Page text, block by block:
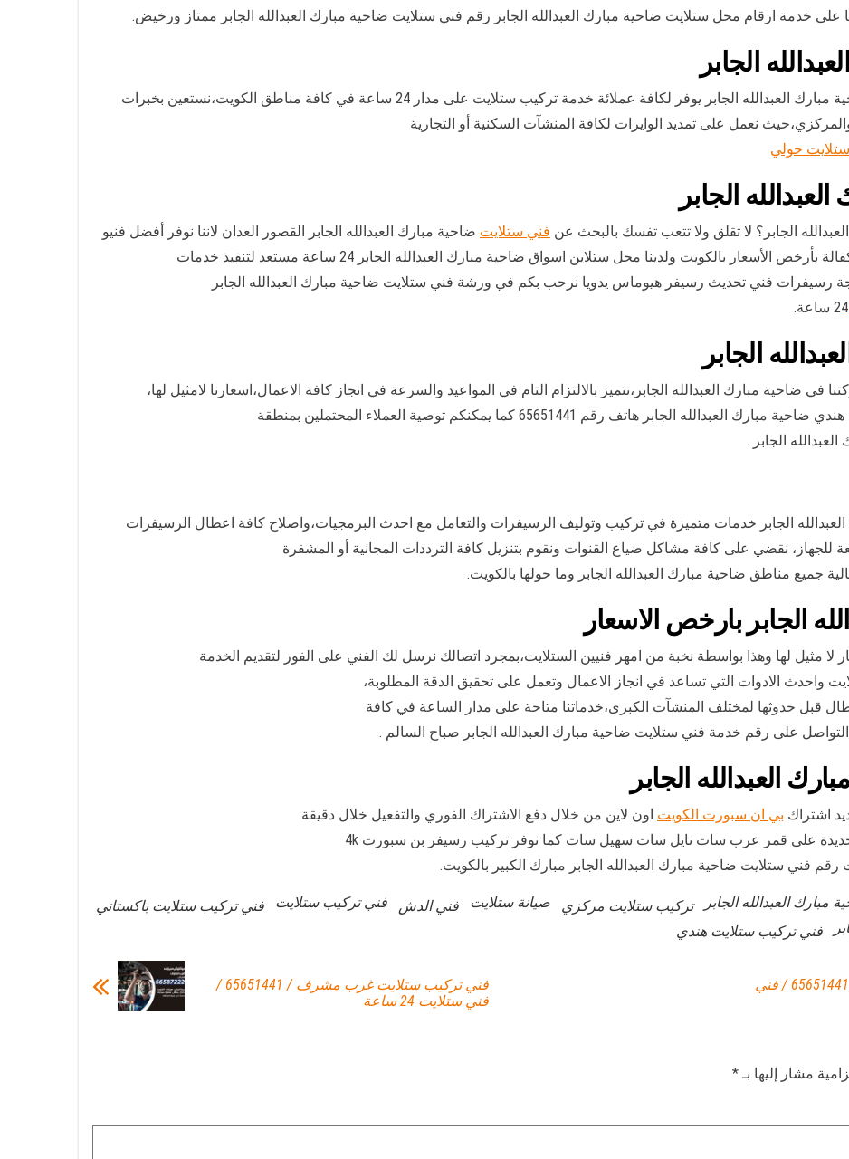
خدمة ارقام محل ستلايت ضاحية مبارك العبدالله الجابر رقم فني ستلايت ضاحية مبارك العبدالله الجابر ممتاز ورخيض.
الجابر
يوفر لكافة عملائة خدمة تركيب ستلايت على مدار 24 ساعة في كافة مناطق الكويت،نستعين بخبرات
نعمل على تمديد الوايرات لكافة المنشآت السكنية أو التجارية
حولي
الجابر
الجابر؟ لا تقلق ولا تتعب تفسك بالبحث عن فني ستلايت ضاحية مبارك العبدالله الجابر القصور العدان لاننا نوفر أفضل فنيو
بالكويت ولدينا محل ستلاين اسواق ضاحية مبارك العبدالله الجابر 24 ساعة مستعد لتنفيذ خدمات
رسيفرات فني تحديث رسيفر هيوماس يدويا نرحب بكم في ورشة فني ستلايت ضاحية مبارك العبدالله الجابر
الجابر
ضاحية مبارك العبدالله الجابر،نتميز بالالتزام التام في المواعيد والسرعة في انجاز كافة الاعمال،اسعارنا لامثيل لها،
هاتف رقم 65651441 كما يمكنكم توصية العملاء المحتملين بمنطقة
الجابر .
الجابر خدمات متميزة في تركيب وتوليف الرسيفرات والتعامل مع احدث البرمجيات،واصلاح كافة اعطال الرسيفرات
للجهاز، نقضي على كافة مشاكل ضياع القنوات ونقوم بتنزيل كافة الترددات المجانية أو المشفرة
جميع مناطق ضاحية مبارك العبدالله الجابر وما حولها بالكويت.
الجابر بارخص الاسعار
لا مثيل لها وهذا بواسطة نخبة من امهر فنيين الستلايت،بمجرد اتصالك نرسل لك الفني على الفور لتقديم الخدمة
واحدث الادوات التي تساعد في انجاز الاعمال وتعمل على تحقيق الدقة المطلوبة،
قبل حدوثها لمختلف المنشآت الكبرى،خدماتنا متاحة على مدار الساعة في كافة
على رقم خدمة فني ستلايت ضاحية مبارك العبدالله الجابر صباح السالم .
العبدالله الجابر
اشتراك بي ان سبورت الكويت اون لاين من خلال دفع الاشتراك الفوري والتفعيل خلال دقيقة
فني ستلايت ضاحية مبارك العبدالله الجابر مبارك الكبير بالكويت.
العبدالله الجابر تركيب ستلايت مركزي صيانة ستلايت فني الدش فني تركيب ستلايت
فني تركيب ستلايت باكستاني
فني تركيب ستلايت هندي
فني تركيب ستلايت غرب مشرف / 65651441 /
فني ستلايت 24 ساعة
فني تركيب ستلايت الجابرية / 65651441 / فني
مشار إليها بـ*